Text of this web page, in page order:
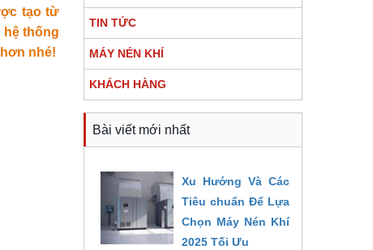
tạo từ
hệ thống
nhé!
TIN TỨC
MÁY NÉN KHÍ
KHÁCH HÀNG
Bài viết mới nhất
Xu Hướng Và Các
Tiêu chuẩn Để Lựa
Chọn Máy Nén Khí
2025 Tối Ưu